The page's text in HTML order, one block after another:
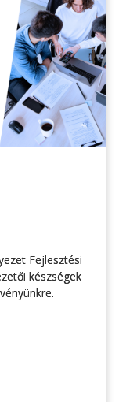
Fejlesztési
készségek